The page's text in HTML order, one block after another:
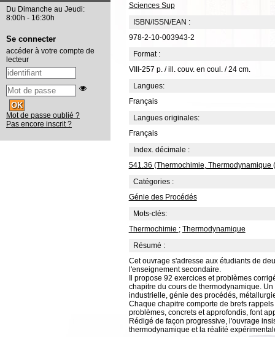
Sciences Sup
ISBN/ISSN/EAN :
978-2-10-003943-2
Format :
VIII-257 p. / ill. couv. en coul. / 24 cm.
Langues:
Français
Langues originales:
Français
Index. décimale :
541.36 (Thermochimie, Thermodynamique
Catégories :
Génie des Procédés
Mots-clés:
Thermochimie ; Thermodynamique
Résumé :
Cet ouvrage s'adresse aux étudiants de
l'enseignement secondaire.
Il propose 92 exercices et problèmes
chapitre du cours de thermodynamique.
industrielle, génie des procédés,
Chaque chapitre comporte de brefs
problèmes, concrets et approfondis, font
Rédigé de façon progressive, l'ouvrage
thermodynamique et la réalité
Du Dimanche au Jeudi:
8:00h - 16:30h
Se connecter
accéder à votre compte de
lecteur
Mot de passe oublié ?
Pas encore inscrit ?